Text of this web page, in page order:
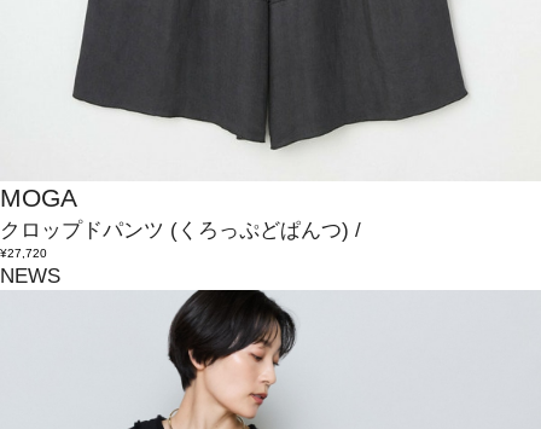
MOGA
クロップドパンツ (くろっぷどぱんつ) /
¥27,720
NEWS